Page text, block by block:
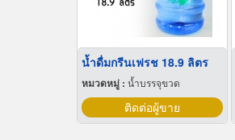
น้ำดื่มกรีนเฟรช 18.9 ลิตร
หมวดหมู่ : น้ำบรรจุขวด
ติดต่อผู้ขาย